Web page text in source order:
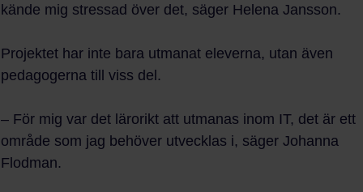
kände mig stressad över det, säger Helena Jansson.
Projektet har inte bara utmanat eleverna, utan även
pedagogerna till viss del.
– För mig var det lärorikt att utmanas inom IT, det är ett
område som jag behöver utvecklas i, säger Johanna
Flodman.